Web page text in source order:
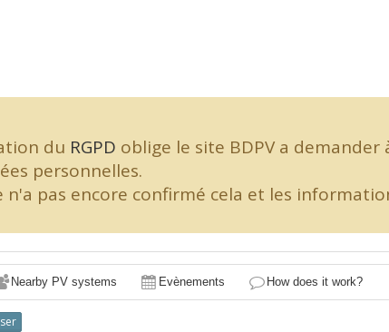
du RGPD oblige le site BDPV a
personnelles.
pas encore confirmé cela et les
Nearby PV systems Evènements How does it work?